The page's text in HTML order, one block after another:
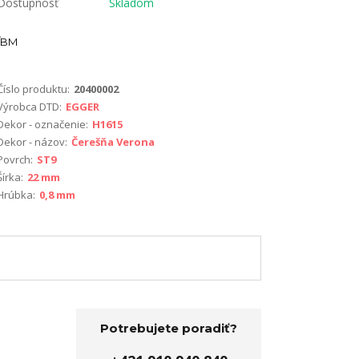
BM
produktu: 20400002
DTD: EGGER
- označenie: H1615
- názov: Čerešňa Verona
ST9
22 mm
0,8 mm
Potrebujete poradiť?